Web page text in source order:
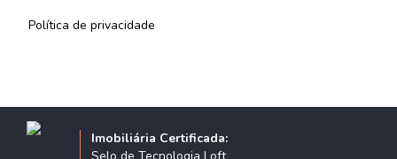
Política de privacidade
Imobiliária Certificada: